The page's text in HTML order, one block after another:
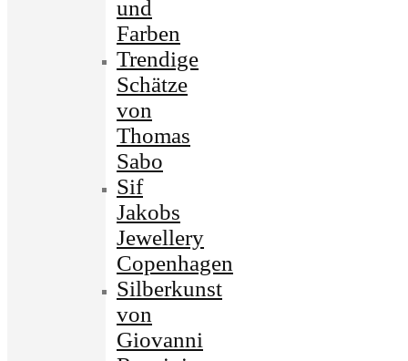
und
Farben
Trendige
Schätze
von
Thomas
Sabo
Sif
Jakobs
Jewellery
Copenhagen
Silberkunst
von
Giovanni